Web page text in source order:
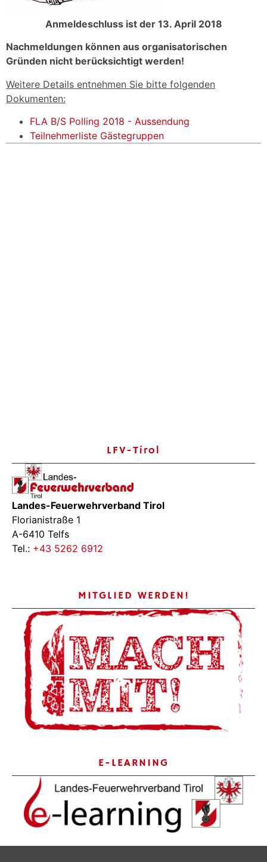
Anmeldeschluss ist der 13. April 2018
Nachmeldungen können aus organisatorischen
Gründen nicht berücksichtigt werden!
Weitere Details entnehmen Sie bitte folgenden
Dokumenten:
FLA B/S Polling 2018 - Aussendung
Teilnehmerliste Gästegruppen
LFV-Tirol
Landes-Feuerwehrverband Tirol
Florianistraße 1
A-6410 Telfs
Tel.: +43 5262 6912
MITGLIED WERDEN!
E-LEARNING